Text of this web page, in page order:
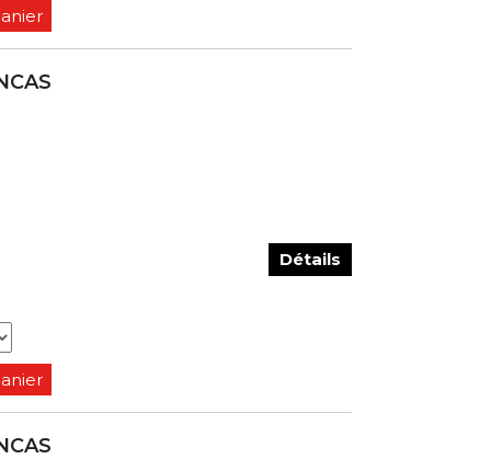
Détails